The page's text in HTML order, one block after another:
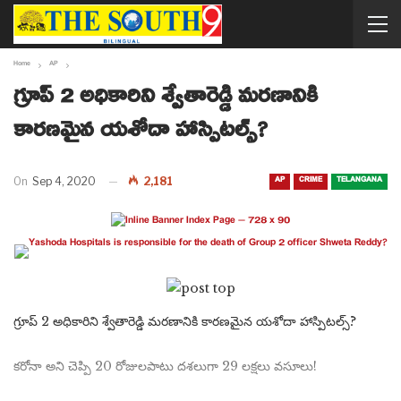
Home AP
గ్రూప్ 2 అధికారిని శ్వేతారెడ్డి మరణానికి
కారణమైన యశోదా హాస్పిటల్స్?
AP CRIME TELANGANA
On Sep 4, 2020 2,181
గ్రూప్ 2 అధికారిని శ్వేతారెడ్డి మరణానికి కారణమైన యశోదా హాస్పిటల్స్?
కరోనా అని చెప్పి 20 రోజులపాటు దశలుగా 29 లక్షలు వసూలు!